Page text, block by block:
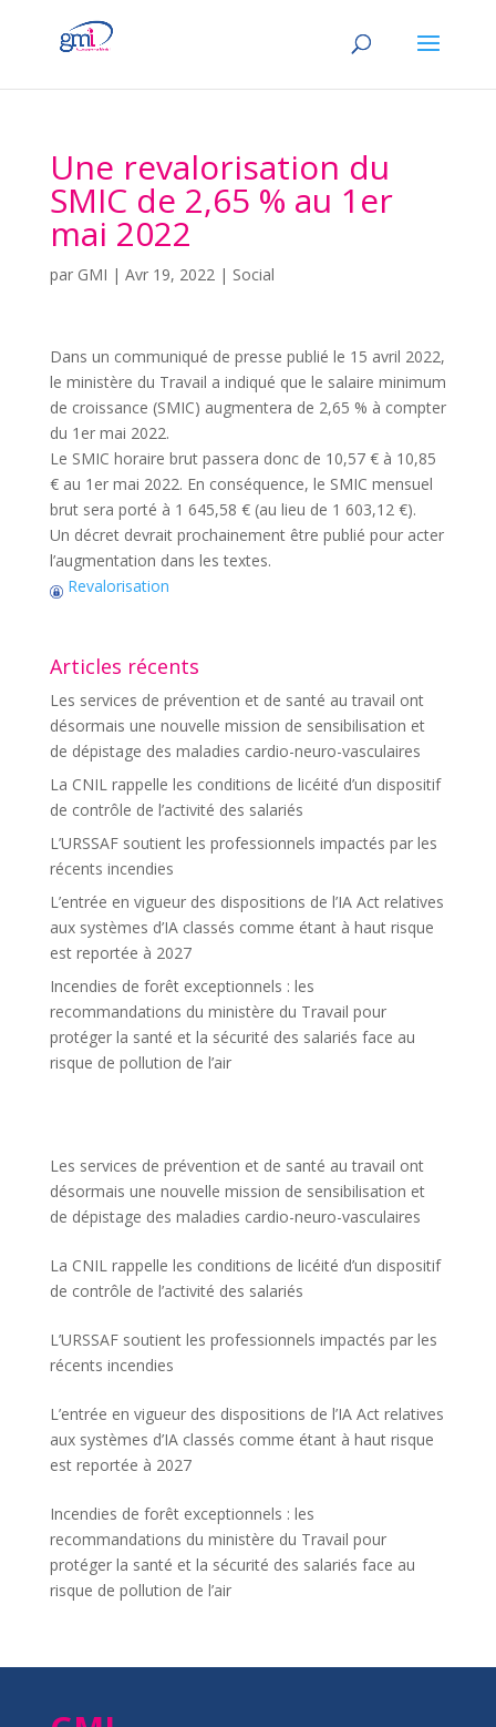
Une revalorisation du
SMIC de 2,65 % au 1er
mai 2022
par GMI | Avr 19, 2022| Social
Dans un communiqué de presse publié le 15 avril 2022,
le ministère du Travail a indiqué que le salaire minimum
de croissance (SMIC) augmentera de 2,65 % à compter
du 1er mai 2022.
Le SMIC horaire brut passera donc de 10,57 € à 10,85
€ au 1er mai 2022. En conséquence, le SMIC mensuel
brut sera porté à 1 645,58 € (au lieu de 1 603,12 €).
Un décret devrait prochainement être publié pour acter
l’augmentation dans les textes.
Revalorisation
Articles récents
Les services de prévention et de santé au travail ont
désormais une nouvelle mission de sensibilisation et
de dépistage des maladies cardio-neuro-vasculaires
La CNIL rappelle les conditions de licéité d’un dispositif
de contrôle de l’activité des salariés
L’URSSAF soutient les professionnels impactés par les
récents incendies
L’entrée en vigueur des dispositions de l’IA Act relatives
aux systèmes d’IA classés comme étant à haut risque
est reportée à 2027
Incendies de forêt exceptionnels : les
recommandations du ministère du Travail pour
protéger la santé et la sécurité des salariés face au
risque de pollution de l’air
Les services de prévention et de santé au travail ont
désormais une nouvelle mission de sensibilisation et
de dépistage des maladies cardio-neuro-vasculaires
La CNIL rappelle les conditions de licéité d’un dispositif
de contrôle de l’activité des salariés
L’URSSAF soutient les professionnels impactés par les
récents incendies
L’entrée en vigueur des dispositions de l’IA Act relatives
aux systèmes d’IA classés comme étant à haut risque
est reportée à 2027
Incendies de forêt exceptionnels : les
recommandations du ministère du Travail pour
protéger la santé et la sécurité des salariés face au
risque de pollution de l’air